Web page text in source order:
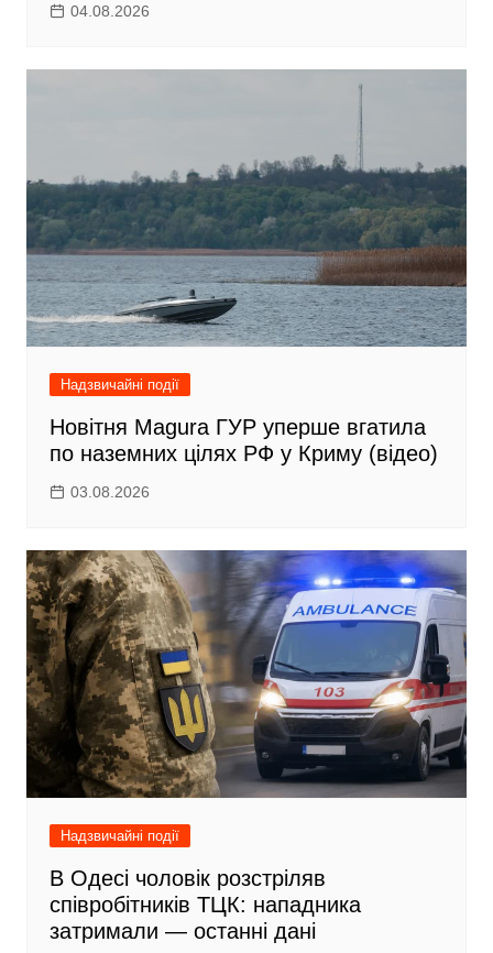
04.08.2026
Надзвичайні події
Новітня Magura ГУР уперше вгатила
по наземних цілях РФ у Криму (відео)
03.08.2026
Надзвичайні події
В Одесі чоловік розстріляв
співробітників ТЦК: нападника
затримали — останні дані